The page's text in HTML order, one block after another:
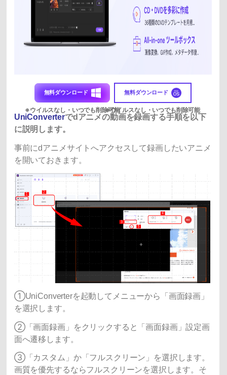
無料ダウンロード 無料ダウンロード
UniConverterでdアニメの動画を録画する手順を以下
に説明します。
事前にdアニメサイトへアクセスして録画したいアニメ
を開いておきます。
①UniConverterを起動してメニューから「画面録画」
を選択します。
②「画面録画」をクリックすると「画面録画」設定画
面へ遷移します。
③「カスタム」か「フルスクリーン」を選択します。
画質を優先するならフルスクリーンを選択します。そ